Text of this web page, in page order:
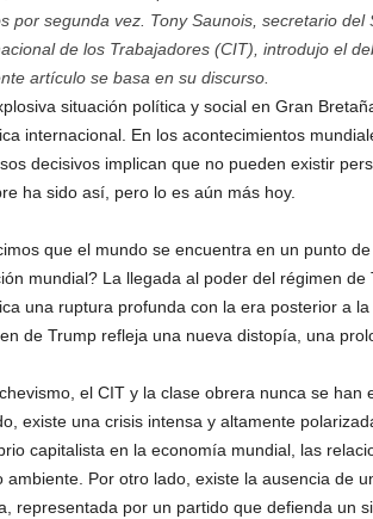
por segunda vez. Tony Saunois, secretario
de los Trabajadores (CIT), introdujo el
artículo se basa en su discurso.
situación política y social en Gran
internacional. En los acontecimientos
decisivos implican que no pueden existir
ha sido así, pero lo es aún más hoy.
que el mundo se encuentra en un punto
mundial? La llegada al poder del régimen
una ruptura profunda con la era posterior a
de Trump refleja una nueva distopía, una
el CIT y la clase obrera nunca se
existe una crisis intensa y altamente
capitalista en la economía mundial, las
ambiente. Por otro lado, existe la ausencia de
representada por un partido que defienda un